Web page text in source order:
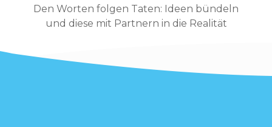
Den Worten folgen Taten: Ideen bündeln
und diese mit Partnern in die Realität